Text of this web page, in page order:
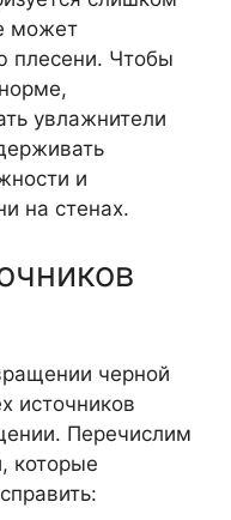
может
плесени. Чтобы
увлажнители
и
на стенах.
черной
источников
Перечислим
которые